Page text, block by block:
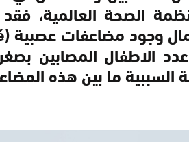
الصحة العالمية، فقد
السببية ما بين هذه